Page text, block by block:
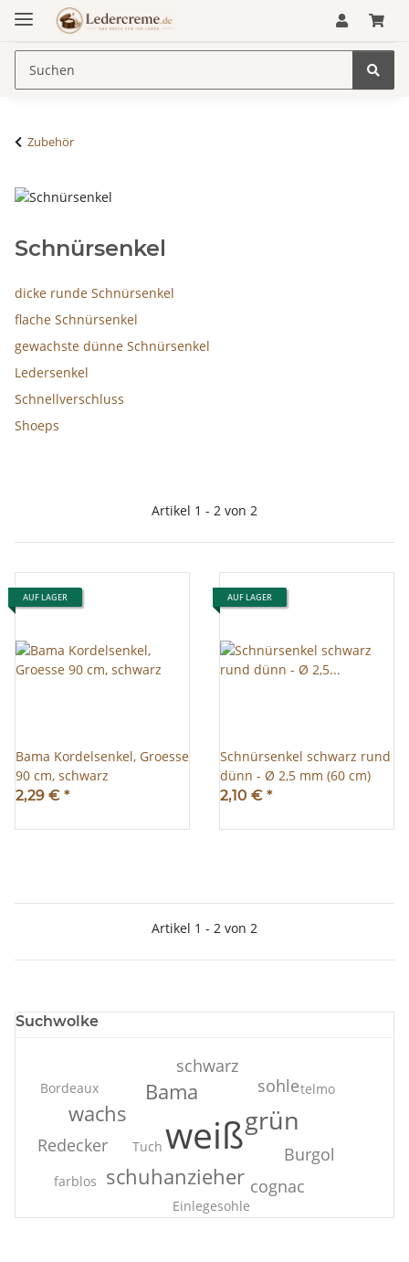
Zubehör
Schnürsenkel
dicke runde Schnürsenkel
flache Schnürsenkel
gewachste dünne Schnürsenkel
Ledersenkel
Schnellverschluss
Shoeps
Artikel 1 - 2 von 2
AUF LAGER
Bama Kordelsenkel, Groesse
90 cm, schwarz
2,29 € *
AUF LAGER
Schnürsenkel schwarz rund
dünn - Ø 2,5 mm (60 cm)
2,10 € *
Artikel 1 - 2 von 2
Suchwolke
weißgrün
schuhanzieher
Bama
wachs
sohle
Burgol
cognac
Redecker
schwarz
farblos
telmo
Einlegesohle
Bordeaux
Tuch